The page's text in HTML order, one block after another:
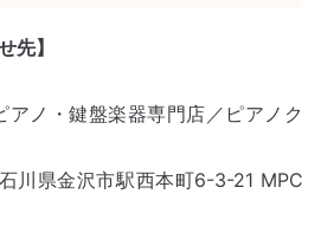
先】
ノ・鍵盤楽器専門店／ピアノク
県金沢市駅西本町6-3-21 MPC